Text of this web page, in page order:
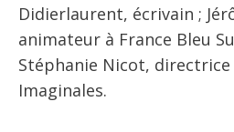
Didierlaurent, écrivain ;
animateur à France Bleu
Stéphanie Nicot,
Imaginales.